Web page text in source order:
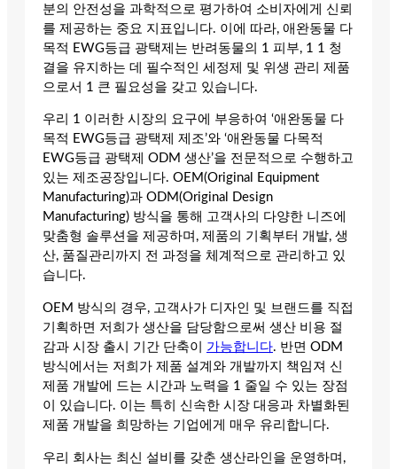
분의 안전성을 과학적으로 평가하여 소비자에게 신뢰
를 제공하는 중요 지표입니다. 이에 따라, 애완동물 다
목적 EWG등급 광택제는 반려동물의 1 피부, 1 1 청
결을 유지하는 데 필수적인 세정제 및 위생 관리 제품
으로서 1 큰 필요성을 갖고 있습니다.
우리 1 이러한 시장의 요구에 부응하여 ‘애완동물 다
목적 EWG등급 광택제 제조’와 ‘애완동물 다목적
EWG등급 광택제 ODM 생산’을 전문적으로 수행하고
있는 제조공장입니다. OEM(Original Equipment
Manufacturing)과 ODM(Original Design
Manufacturing) 방식을 통해 고객사의 다양한 니즈에
맞춤형 솔루션을 제공하며, 제품의 기획부터 개발, 생
산, 품질관리까지 전 과정을 체계적으로 관리하고 있
습니다.
OEM 방식의 경우, 고객사가 디자인 및 브랜드를 직접
기획하면 저희가 생산을 담당함으로써 생산 비용 절
감과 시장 출시 기간 단축이 가능합니다. 반면 ODM
방식에서는 저희가 제품 설계와 개발까지 책임져 신
제품 개발에 드는 시간과 노력을 1 줄일 수 있는 장점
이 있습니다. 이는 특히 신속한 시장 대응과 차별화된
제품 개발을 희망하는 기업에게 매우 유리합니다.
우리 회사는 최신 설비를 갖춘 생산라인을 운영하며,